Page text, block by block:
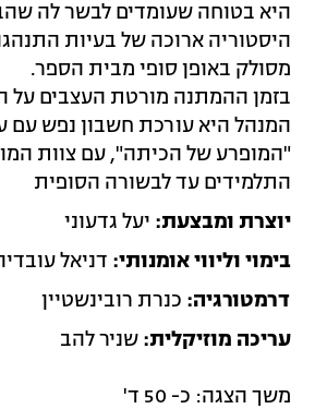
היא בטוחה שעומדים לבשר לה
היסטוריה ארוכה של בעיות
מסולק באופן סופי מבית הספר.
בזמן ההמתנה מורטת העצבים על
המנהל היא עורכת חשבון נפש עם
"המופרע של הכיתה", עם צוות
התלמידים עד לבשורה הסופית
יוצרת ומבצעת: יעל גדעוני
בימוי וליווי אומנותי: דניאל
דרמטורגיה: כנרת רובינשטיין
עריכה מוזיקלית: שניר להב
משך הצגה: כ- 50 ד'